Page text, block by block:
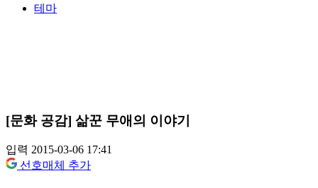
테마
[문화 공감] 삶꾼 무애의 이야기
입력 2015-03-06 17:41
선호매체 추가